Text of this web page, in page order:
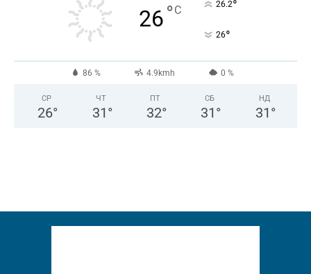
26°C 26.2°
26°
86 % 4.9kmh 0 %
СР
26°
ЧТ
31 °
ПТ
32°
СБ
31 °
НД
31 °